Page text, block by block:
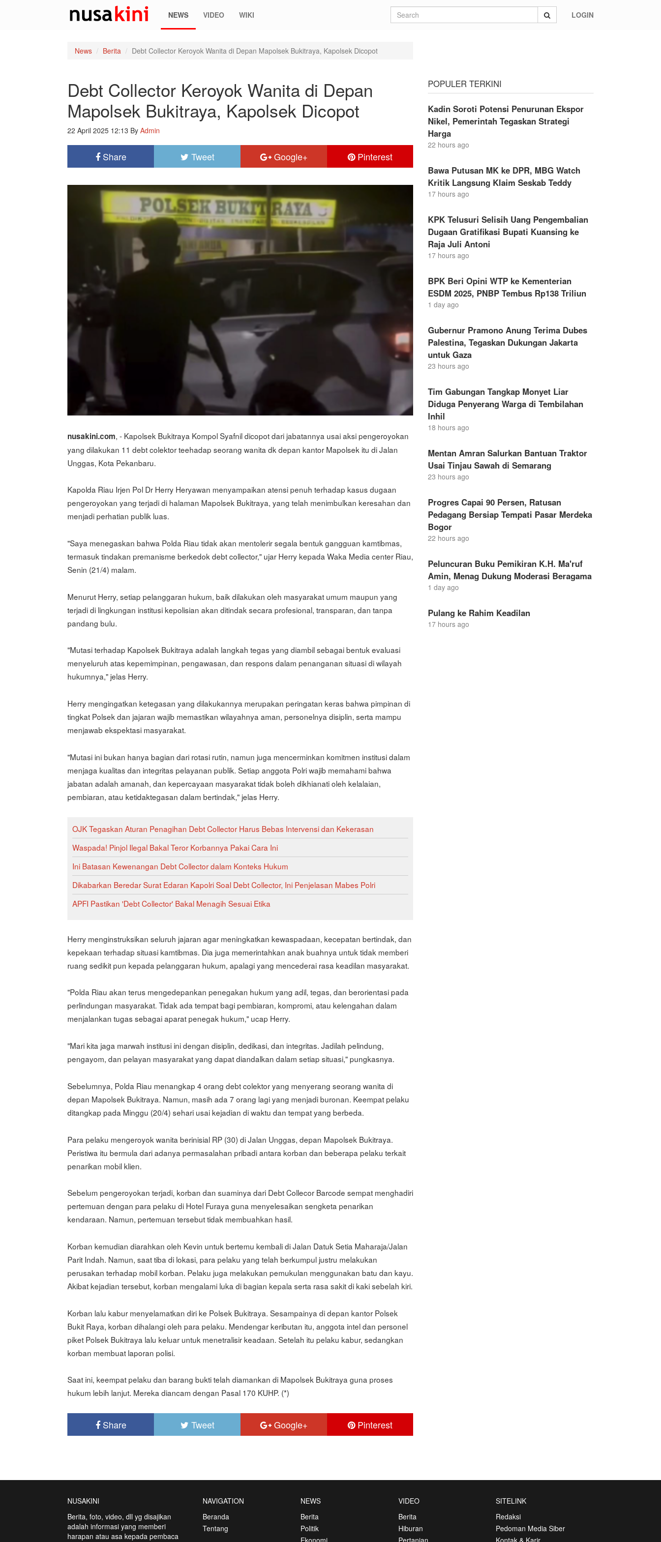
NEWS VIDEO WIKI LOGIN
News Berita Debt Collector Keroyok Wanita di Depan Mapolsek Bukitraya, Kapolsek Dicopot
Debt Collector Keroyok Wanita di Depan
Mapolsek Bukitraya, Kapolsek Dicopot
22 April 2025 12:13 By Admin
Share Tweet Google+ Pinterest
nusakini.com, - Kapolsek Bukitraya Kompol Syafnil dicopot dari jabatannya usai aksi pengeroyokan
yang dilakukan 11 debt colektor teehadap seorang wanita dk depan kantor Mapolsek itu di Jalan
Unggas, Kota Pekanbaru.
Kapolda Riau Irjen Pol Dr Herry Heryawan menyampaikan atensi penuh terhadap kasus dugaan
pengeroyokan yang terjadi di halaman Mapolsek Bukitraya, yang telah menimbulkan keresahan dan
menjadi perhatian publik luas.
"Saya menegaskan bahwa Polda Riau tidak akan mentolerir segala bentuk gangguan kamtibmas,
termasuk tindakan premanisme berkedok debt collector," ujar Herry kepada Waka Media center Riau,
Senin (21/4) malam.
Menurut Herry, setiap pelanggaran hukum, baik dilakukan oleh masyarakat umum maupun yang
terjadi di lingkungan institusi kepolisian akan ditindak secara profesional, transparan, dan tanpa
pandang bulu.
"Mutasi terhadap Kapolsek Bukitraya adalah langkah tegas yang diambil sebagai bentuk evaluasi
menyeluruh atas kepemimpinan, pengawasan, dan respons dalam penanganan situasi di wilayah
hukumnya," jelas Herry.
Herry mengingatkan ketegasan yang dilakukannya merupakan peringatan keras bahwa pimpinan di
tingkat Polsek dan jajaran wajib memastikan wilayahnya aman, personelnya disiplin, serta mampu
menjawab ekspektasi masyarakat.
"Mutasi ini bukan hanya bagian dari rotasi rutin, namun juga mencerminkan komitmen institusi dalam
menjaga kualitas dan integritas pelayanan publik. Setiap anggota Polri wajib memahami bahwa
jabatan adalah amanah, dan kepercayaan masyarakat tidak boleh dikhianati oleh kelalaian,
pembiaran, atau ketidaktegasan dalam bertindak," jelas Herry.
OJK Tegaskan Aturan Penagihan Debt Collector Harus Bebas Intervensi dan Kekerasan
Waspada! Pinjol Ilegal Bakal Teror Korbannya Pakai Cara Ini
Ini Batasan Kewenangan Debt Collector dalam Konteks Hukum
Dikabarkan Beredar Surat Edaran Kapolri Soal Debt Collector, Ini Penjelasan Mabes Polri
APFI Pastikan 'Debt Collector' Bakal Menagih Sesuai Etika
Herry menginstruksikan seluruh jajaran agar meningkatkan kewaspadaan, kecepatan bertindak, dan
kepekaan terhadap situasi kamtibmas. Dia juga memerintahkan anak buahnya untuk tidak memberi
ruang sedikit pun kepada pelanggaran hukum, apalagi yang mencederai rasa keadilan masyarakat.
"Polda Riau akan terus mengedepankan penegakan hukum yang adil, tegas, dan berorientasi pada
perlindungan masyarakat. Tidak ada tempat bagi pembiaran, kompromi, atau kelengahan dalam
menjalankan tugas sebagai aparat penegak hukum," ucap Herry.
"Mari kita jaga marwah institusi ini dengan disiplin, dedikasi, dan integritas. Jadilah pelindung,
pengayom, dan pelayan masyarakat yang dapat diandalkan dalam setiap situasi," pungkasnya.
Sebelumnya, Polda Riau menangkap 4 orang debt colektor yang menyerang seorang wanita di
depan Mapolsek Bukitraya. Namun, masih ada 7 orang lagi yang menjadi buronan. Keempat pelaku
ditangkap pada Minggu (20/4) sehari usai kejadian di waktu dan tempat yang berbeda.
Para pelaku mengeroyok wanita berinisial RP (30) di Jalan Unggas, depan Mapolsek Bukitraya.
Peristiwa itu bermula dari adanya permasalahan pribadi antara korban dan beberapa pelaku terkait
penarikan mobil klien.
Sebelum pengeroyokan terjadi, korban dan suaminya dari Debt Collecor Barcode sempat menghadiri
pertemuan dengan para pelaku di Hotel Furaya guna menyelesaikan sengketa penarikan
kendaraan. Namun, pertemuan tersebut tidak membuahkan hasil.
Korban kemudian diarahkan oleh Kevin untuk bertemu kembali di Jalan Datuk Setia Maharaja/Jalan
Parit Indah. Namun, saat tiba di lokasi, para pelaku yang telah berkumpul justru melakukan
perusakan terhadap mobil korban. Pelaku juga melakukan pemukulan menggunakan batu dan kayu.
Akibat kejadian tersebut, korban mengalami luka di bagian kepala serta rasa sakit di kaki sebelah kiri.
Korban lalu kabur menyelamatkan diri ke Polsek Bukitraya. Sesampainya di depan kantor Polsek
Bukit Raya, korban dihalangi oleh para pelaku. Mendengar keributan itu, anggota intel dan personel
piket Polsek Bukitraya lalu keluar untuk menetralisir keadaan. Setelah itu pelaku kabur, sedangkan
korban membuat laporan polisi.
Saat ini, keempat pelaku dan barang bukti telah diamankan di Mapolsek Bukitraya guna proses
hukum lebih lanjut. Mereka diancam dengan Pasal 170 KUHP. (*)
Share Tweet Google+ Pinterest
POPULER TERKINI
Kadin Soroti Potensi Penurunan Ekspor
Nikel, Pemerintah Tegaskan Strategi
Harga
22 hours ago
Bawa Putusan MK ke DPR, MBG Watch
Kritik Langsung Klaim Seskab Teddy
17 hours ago
KPK Telusuri Selisih Uang Pengembalian
Dugaan Gratifikasi Bupati Kuansing ke
Raja Juli Antoni
17 hours ago
BPK Beri Opini WTP ke Kementerian
ESDM 2025, PNBP Tembus Rp138 Triliun
1 day ago
Gubernur Pramono Anung Terima Dubes
Palestina, Tegaskan Dukungan Jakarta
untuk Gaza
23 hours ago
Tim Gabungan Tangkap Monyet Liar
Diduga Penyerang Warga di Tembilahan
Inhil
18 hours ago
Mentan Amran Salurkan Bantuan Traktor
Usai Tinjau Sawah di Semarang
23 hours ago
Progres Capai 90 Persen, Ratusan
Pedagang Bersiap Tempati Pasar Merdeka
Bogor
22 hours ago
Peluncuran Buku Pemikiran K.H. Ma'ruf
Amin, Menag Dukung Moderasi Beragama
1 day ago
Pulang ke Rahim Keadilan
17 hours ago
NUSAKINI
Berita, foto, video, dll yg disajikan
adalah informasi yang memberi
harapan atau asa kepada pembaca
NAVIGATION
Beranda
Tentang
NEWS
Berita
Politik
VIDEO
Berita
Hiburan
SITELINK
Redaksi
Pedoman Media Siber